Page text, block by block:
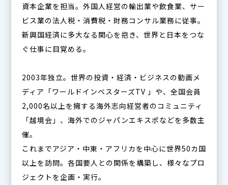
資本企業を担当。外国人経営の輸出業や飲食業、サー
ビス業の法人税・消費税・財務コンサル業務に従事。
新興国経済に多大なる関心を抱き、世界と日本をつな
ぐ仕事に目覚める。
2003年独立。世界の投資・経済・ビジネスの動画メ
ディア「ワールドインベスターズTV 」や、全国会員
2,000名以上を擁する海外志向経営者のコミュニティ
「越境会」、海外でのジャパンエキスポなどを多数主
催。
これまでアジア・中東・アフリカを中心に世界50カ国
以上を訪問。各国要人との関係を構築し、様々なプロ
ジェクトを企画・実行。